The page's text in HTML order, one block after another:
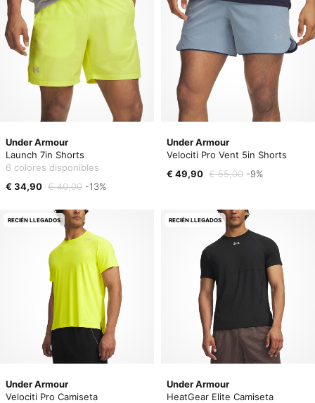
Under Armour
Launch 7in Shorts
6 colores disponibles
€ 34,90 € 40,00 -13%
Under Armour
Velociti Pro Vent 5in Shorts
€ 49,90 € 55,00 -9%
Under Armour
Velociti Pro Camiseta
RECIÉN LLEGADOS
Under Armour
HeatGear Elite Camiseta
RECIÉN LLEGADOS